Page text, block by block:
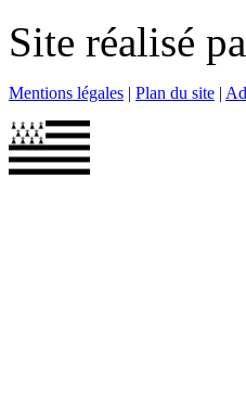
Site réalisé
Mentions légales | Plan du site |